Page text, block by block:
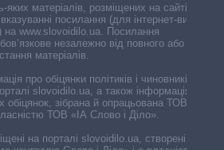
яких матеріалів, розміщених на сайті,
посилання (для інтернет-видань
на www.slovoidilo.ua. Посилання
незалежно від повного або
матеріалів.
про обіцянки політиків і чиновників,
slovoidilo.ua, а також інформація про
обіцянок, зібрана й опрацьована ТОВ «ІА
ТОВ «ІА Слово і Діло».
на порталі slovoidilo.ua, створені ГО